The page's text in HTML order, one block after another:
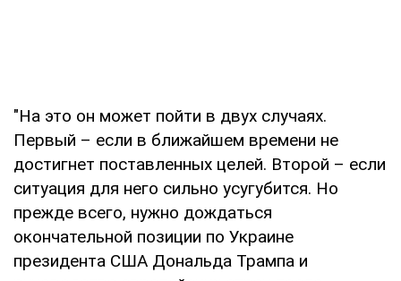
"На это он может пойти в двух случаях.
Первый – если в ближайшем времени не
достигнет поставленных целей. Второй – если
ситуация для него сильно усугубится. Но
прежде всего, нужно дождаться
окончательной позиции по Украине
президента США Дональда Трампа и